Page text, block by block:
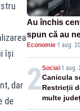
își
dar
de
Au închis
spun că au
pasează vina
Economie·1 aug.
2Social -1 aug.
Canicula
Restricții
multe